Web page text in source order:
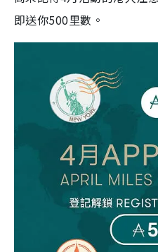
即送你500里數。